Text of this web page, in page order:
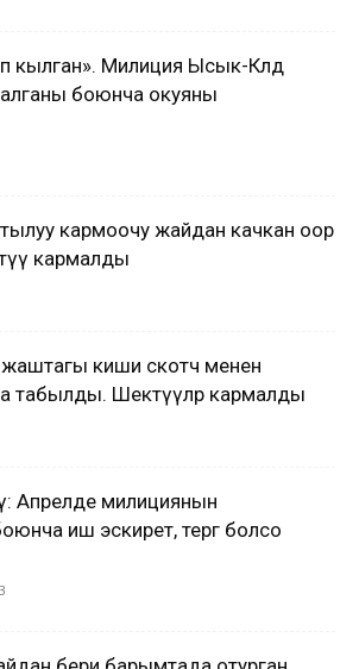
кылган». Милиция Ысык-Көлдө
боюнча окуяны
кармоочу жайдан качкан оор
кармалды
киши скотч менен
табылды. Шектүүлөр кармалды
Апрелде милициянын
иш эскирет, тергөө болсо